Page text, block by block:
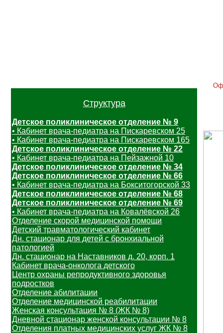
Структура
Детское поликлиническое отделение № 9
• Кабинет врача-педиатра на Пискаревском 25
• Кабинет врача-педиатра на Пискаревском 165
Детское поликлиническое отделение № 22
• Кабинет врача-педиатра на Пейзажной 10
Детское поликлиническое отделение № 34
Детское поликлиническое отделение № 66
• Кабинет врача-педиатра на Бокситогорской 33
Детское поликлиническое отделение № 68
Детское поликлиническое отделение № 69
• Кабинет врача-педиатра на Ковалёвской 26
Отделение скорой медицинской помощи
Детский травматологический кабинет
Дн. стационар для детей с бронхиальной
патологией
Дн. стационар на Наставников д. 20, корп. 1
Кабинет врача-онколога детского
Центр охраны репродуктивного здоровья
подростков
Отделение абилитации
Отделение медицинской реабилитации
Женская консультация № 8 (ЖК № 8)
Дневной стационар женской консультации № 8
Отделения платных медицинских услуг ЖК № 8